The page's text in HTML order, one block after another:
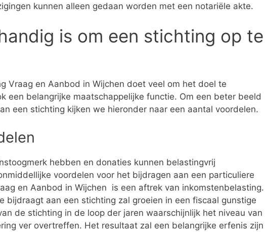
kunnen alleen gedaan worden met een notariële akte.
is om een stichting op te
Vraag en Aanbod in Wijchen doet veel om het doel te
een belangrijke maatschappelijke functie. Om een beter beeld
een stichting kijken we hieronder naar een aantal voordelen.
hebben en donaties kunnen belastingvrij
voordelen voor het bijdragen aan een particuliere
en Aanbod in Wijchen is een aftrek van inkomstenbelasting.
bijdraagt aan een stichting zal groeien in een fiscaal gunstige
de stichting in de loop der jaren waarschijnlijk het niveau van
ver overtreffen. Het resultaat zal een belangrijke erfenis zijn